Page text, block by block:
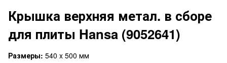
Крышка верхняя метал. в сборе
для плиты Hansa (9052641)
Размеры: 540 x 500 мм